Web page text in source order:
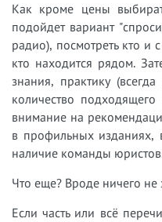
Как кроме цены
подойдет вариант
радио), посмотреть кто и
кто находится рядом.
знания, практику
количество
внимание на
в профильных изданиях,
наличие команды
Что еще? Вроде ничего не
Если часть или всё